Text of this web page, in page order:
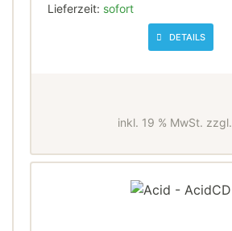
Lieferzeit: sofort
DETAILS
inkl. 19 % MwSt. zzgl.